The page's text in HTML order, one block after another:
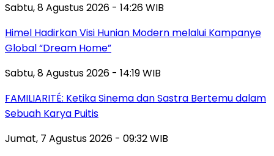
Sabtu, 8 Agustus 2026 - 14:26 WIB
Himel Hadirkan Visi Hunian Modern melalui Kampanye
Global “Dream Home”
Sabtu, 8 Agustus 2026 - 14:19 WIB
FAMILIARITÉ: Ketika Sinema dan Sastra Bertemu dalam
Sebuah Karya Puitis
Jumat, 7 Agustus 2026 - 09:32 WIB